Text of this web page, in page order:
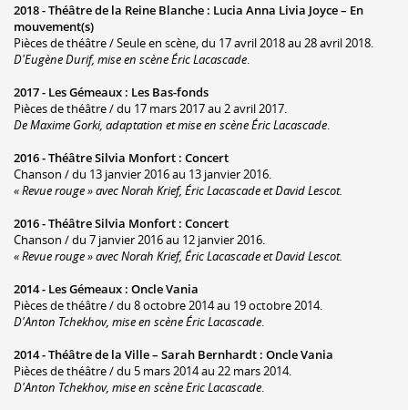
2018 -Théâtre de la Reine Blanche : Lucia Anna Livia Joyce – En
mouvement(s)
Pièces de théâtre / Seule en scène, du 17 avril 2018 au 28 avril 2018.
D'Eugène Durif, mise en scène Éric Lacascade.
2017 - Les Gémeaux : Les Bas-fonds
Pièces de théâtre / du 17 mars 2017 au 2 avril 2017.
De Maxime Gorki, adaptation et mise en scène Éric Lacascade.
2016 -Théâtre Silvia Monfort : Concert
Chanson / du 13 janvier 2016 au 13 janvier 2016.
« Revue rouge » avec Norah Krief, Éric Lacascade et David Lescot.
2016 -Théâtre Silvia Monfort : Concert
Chanson / du 7 janvier 2016 au 12 janvier 2016.
« Revue rouge » avec Norah Krief, Éric Lacascade et David Lescot.
2014 - Les Gémeaux : Oncle Vania
Pièces de théâtre / du 8 octobre 2014 au 19 octobre 2014.
D'Anton Tchekhov, mise en scène Éric Lacascade.
2014 -Théâtre de la Ville – Sarah Bernhardt : Oncle Vania
Pièces de théâtre / du 5 mars 2014 au 22 mars 2014.
D'Anton Tchekhov, mise en scène Eric Lacascade.